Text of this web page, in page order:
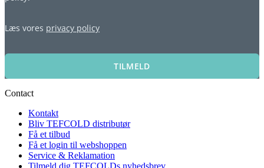
Læs vores privacy policy
TILMELD
Contact
Kontakt
Bliv TEFCOLD distributør
Få et tilbud
Få et login til webshoppen
Service & Reklamation
Tilmeld dig TEFCOLDs nyhedsbrev